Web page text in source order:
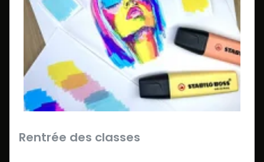
Rentrée des classes